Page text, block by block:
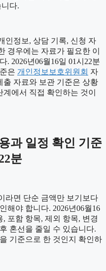
다.
인정보, 상담 기록, 신청 자
경우에는 자료가 필요한 이
. 2026년06월16일 01시22분
은 개인정보보호위원회 자
출 자료와 보관 기준은 상황
에서 직접 확인하는 것이
과 일정 확인 기준
분
라면 단순 금액만 보기보다
해야 합니다. 2026년06월16
, 포함 항목, 제외 항목, 변경
혼선을 줄일 수 있습니다.
기준으로 한 것인지 확인하